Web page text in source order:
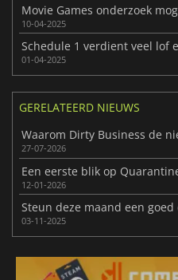
10-04-2025
01-04-2025
GERELATEERD NIEUWS
27-07-2026
12-01-2026
03-11-2025